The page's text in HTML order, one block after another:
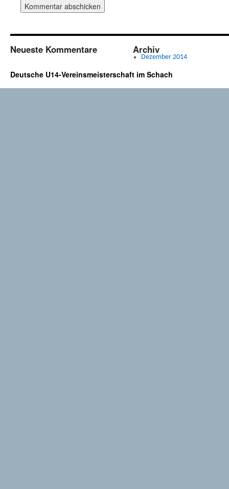
Neueste Kommentare Archiv
Dezember 2014
Deutsche U14-Vereinsmeisterschaft im Schach